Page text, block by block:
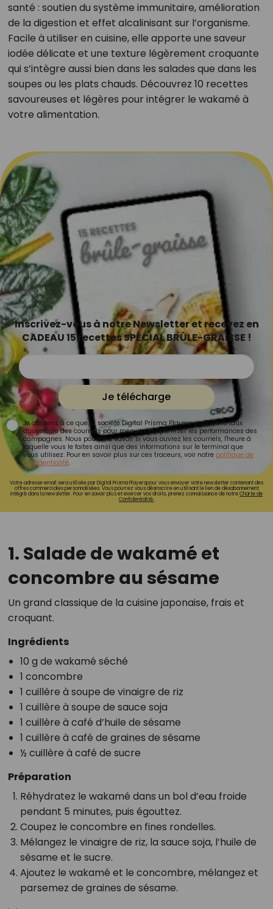
santé : soutien du système immunitaire, amélioration
de la digestion et effet alcalinisant sur l’organisme.
Facile à utiliser en cuisine, elle apporte une saveur
iodée délicate et une texture légèrement croquante
qui s’intègre aussi bien dans les salades que dans les
soupes ou les plats chauds. Découvrez 10 recettes
savoureuses et légères pour intégrer le wakamé à
votre alimentation.
Inscrivez-vous à notre Newsletter et recevez en
CADEAU 15 recettes SPÉCIAL BRÛLE-GRAISSE !
Je télécharge
Je consens à ce que la société Digital Prisma Players analyse le taux
d'ouverture des courriels pour mesurer et optimiser les performances des
campagnes. Nous pourrons savoir si vous ouvrez les courriels, l'heure à
laquelle vous le faites ainsi que des informations sur le terminal que
vous utilisez. Pour en savoir plus sur ces traceurs, voir notre politique de
confidentialité.
Votre adresse email sera utilisée par Digital Prisma Playerspour vous envoyer votre newsletter contenant des
offres commerciales personnalisées. Vous pourrez vous désinscrire en utilisant le lien de désabonnement
intégré dans la newsletter. Pour en savoir plus et exercer vos droits, prenez connaissance de notreCharte de
Confidentialité.
1. Salade de wakamé et
concombre au sésame
Un grand classique de la cuisine japonaise, frais et
croquant.
Ingrédients
10 g de wakamé séché
1 concombre
1 cuillère à soupe de vinaigre de riz
1 cuillère à soupe de sauce soja
1 cuillère à café d’huile de sésame
1 cuillère à café de graines de sésame
½ cuillère à café de sucre
Préparation
Réhydratez le wakamé dans un bol d’eau froide
pendant 5 minutes, puis égouttez.
Coupez le concombre en fines rondelles.
Mélangez le vinaigre de riz, la sauce soja, l’huile de
sésame et le sucre.
Ajoutez le wakamé et le concombre, mélangez et
parsemez de graines de sésame.